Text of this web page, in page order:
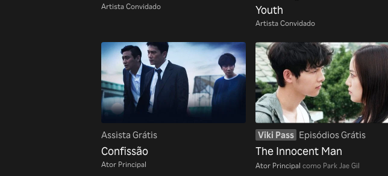
Artista Convidado
Youth
Artista Convidado
Assista Grátis
Confissão
Ator Principal
Viki Pass Episódios Grátis
The Innocent Man
Ator Principal como Park Jae Gil